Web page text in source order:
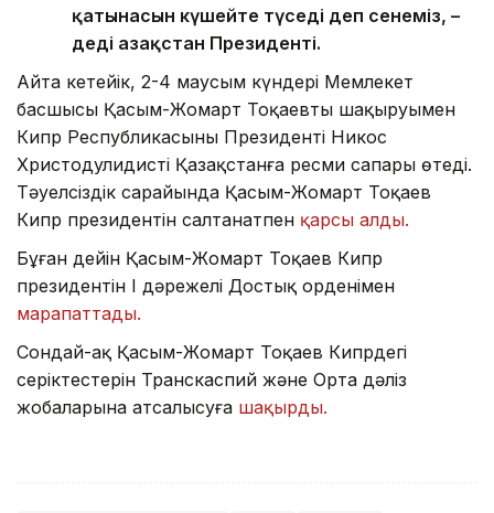
қатынасын күшейте түседі деп сенеміз, –
деді Қазақстан Президенті.
Айта кетейік, 2-4 маусым күндері Мемлекет
басшысы Қасым-Жомарт Тоқаевтың шақыруымен
Кипр Республикасының Президенті Никос
Христодулидистің Қазақстанға ресми сапары өтеді.
Тәуелсіздік сарайында Қасым-Жомарт Тоқаев
Кипр президентін салтанатпен қарсы алды.
Бұған дейін Қасым-Жомарт Тоқаев Кипр
президентін І дәрежелі Достық орденімен
марапаттады.
Сондай-ақ Қасым-Жомарт Тоқаев Кипрдегі
серіктестерін Транскаспий және Орта дәліз
жобаларына атсалысуға шақырды.